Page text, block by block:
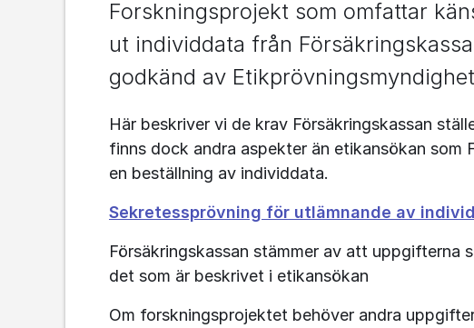
Forskningsprojekt som omfattar
ut individdata från
godkänd av
Här beskriver vi de krav Försäkringskassan
finns dock andra aspekter än etikansökan som
en beställning av individdata.
Sekretessprövning för utlämnande av
Försäkringskassan stämmer av att uppgifterna
det som är beskrivet i etikansökan
Om forskningsprojektet behöver andra